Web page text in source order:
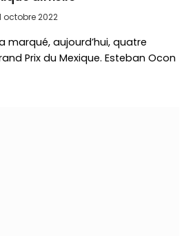
octobre 2022
marqué, aujourd’hui, quatre
Prix du Mexique. Esteban Ocon